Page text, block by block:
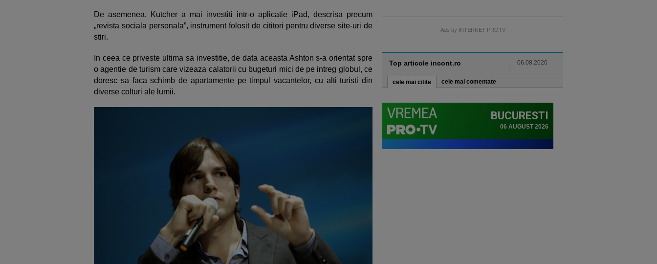
De asemenea, Kutcher a mai investiti intr-o aplicatie iPad, descrisa precum
„revista sociala personala”, instrument folosit de cititori pentru diverse site-uri de
stiri.
In ceea ce priveste ultima sa investitie, de data aceasta Ashton s-a orientat spre
o agentie de turism care vizeaza calatorii cu bugeturi mici de pe intreg globul, ce
doresc sa faca schimb de apartamente pe timpul vacantelor, cu alti turisti din
diverse colturi ale lumii.
Ads by INTERNET PROTV
Top articole incont.ro 06.08.2026
cele mai citite cele mai comentate